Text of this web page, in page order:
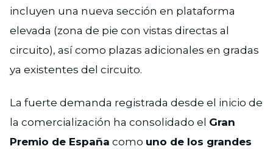
incluyen una nueva sección en plataforma
elevada (zona de pie con vistas directas al
circuito), así como plazas adicionales en gradas
ya existentes del circuito.
La fuerte demanda registrada desde el inicio de
la comercialización ha consolidado el Gran
Premio de España como uno de los grandes